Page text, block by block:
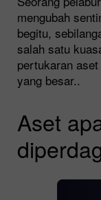
mengubah
begitu,
salah satu
pertukaran
yang besar..
Aset